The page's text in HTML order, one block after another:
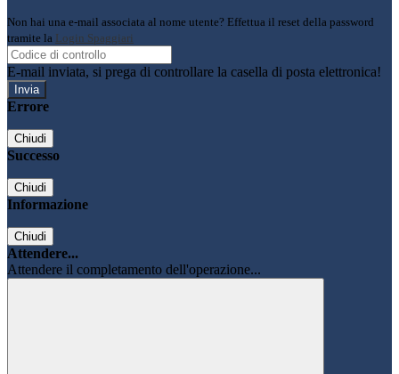
Non hai una e-mail associata al nome utente? Effettua il reset della password
tramite la Login Spaggiari
E-mail inviata, si prega di controllare la casella di posta elettronica!
Errore
Chiudi
Successo
Chiudi
Informazione
Chiudi
Attendere...
Attendere il completamento dell'operazione...